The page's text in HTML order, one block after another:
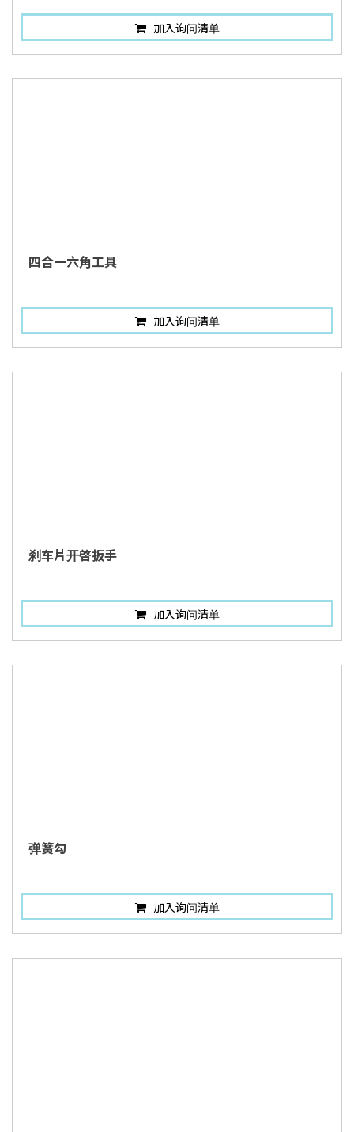
加入询问清单
四合一六角工具
加入询问清单
刹车片开啓扳手
加入询问清单
弹簧勾
加入询问清单